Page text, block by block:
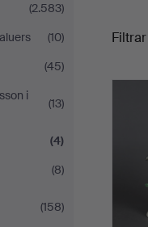
(2.583)
(10)
(45)
i
(13)
(4)
(8)
(158)
en
Filtrar